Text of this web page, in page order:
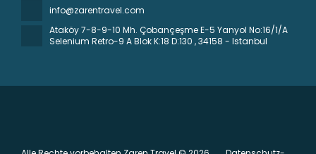
info@zarentravel.com
Ataköy 7-8-9-10 Mh. Çobançeşme E-5 Yanyol No:16/1/A
Selenium Retro-9 A Blok K:18 D:130 , 34158 - Istanbul